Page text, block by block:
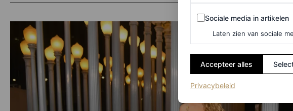
Sociale media in artikelen
Sociale media in artikelen
Laten zien van sociale
Accepteer alles
Privacybeleid